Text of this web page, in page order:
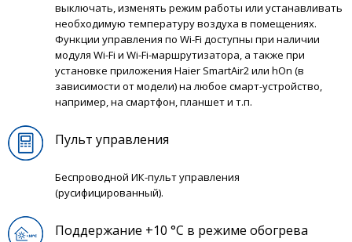
выключать, изменять режим работы или устанавливать
необходимую температуру воздуха в помещениях.
Функции управления по Wi-Fi доступны при наличии
модуля Wi-Fi и Wi-Fi-маршрутизатора, а также при
установке приложения Haier SmartAir2 или hOn (в
зависимости от модели) на любое смарт-устройство,
например, на смартфон, планшет и т.п.
Пульт управления
Беспроводной ИК-пульт управления
(русифицированный).
Поддержание +10 °С в режиме обогрева